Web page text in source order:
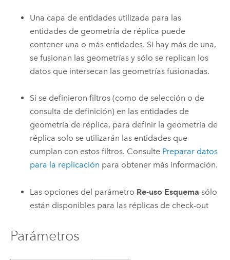
Una capa de entidades utilizada para las
entidades de geometría de réplica puede
contener una o más entidades. Si hay más de una,
se fusionan las geometrías y sólo se replican los
datos que intersecan las geometrías fusionadas.
Si se definieron filtros (como de selección o de
consulta de definición) en las entidades de
geometría de réplica, para definir la geometría de
réplica solo se utilizarán las entidades que
cumplan con estos filtros. Consulte Preparar datos
para la replicación para obtener más información.
Las opciones del parámetro Re-uso Esquema sólo
están disponibles para las réplicas de check-out
Parámetros